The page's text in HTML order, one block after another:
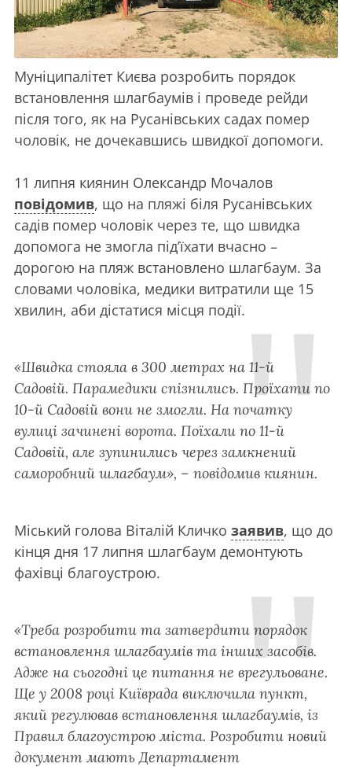
Муніципалітет Києва розробить порядок
встановлення шлагбаумів і проведе рейди
після того, як на Русанівських садах помер
чоловік, не дочекавшись швидкої допомоги.
11 липня киянин Олександр Мочалов
повідомив, що на пляжі біля Русанівських
садів помер чоловік через те, що швидка
допомога не змогла під’їхати вчасно –
дорогою на пляж встановлено шлагбаум. За
словами чоловіка, медики витратили ще 15
хвилин, аби дістатися місця події.
«Швидка стояла в 300 метрах на 11-й
Садовій. Парамедики спізнились. Проїхати по
10-й Садовій вони не змогли. На початку
вулиці зачинені ворота. Поїхали по 11-й
Садовій, але зупинились через замкнений
саморобний шлагбаум», – повідомив киянин.
Міський голова Віталій Кличко заявив, що до
кінця дня 17 липня шлагбаум демонтують
фахівці благоустрою.
«Треба розробити та затвердити порядок
встановлення шлагбаумів та інших засобів.
Адже на сьогодні це питання не врегульоване.
Ще у 2008 році Київрада виключила пункт,
який регулював встановлення шлагбаумів, із
Правил благоустрою міста. Розробити новий
документ мають Департамент